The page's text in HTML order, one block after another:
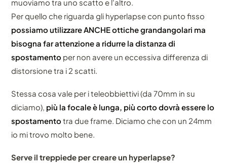
muoviamo tra uno scatto e l'altro.
Per quello che riguarda gli hyperlapse con punto fisso
possiamo utilizzare ANCHE ottiche grandangolari ma
bisogna far attenzione a ridurre la distanza di
spostamento per non avere un eccessiva differenza di
distorsione tra i 2 scatti.
Stessa cosa vale per i teleobbiettivi (da 70mm in su
diciamo), più la focale è lunga, più corto dovrà essere lo
spostamento tra due frame. Diciamo che con un 24mm
io mi trovo molto bene.
Serve il treppiede per creare un hyperlapse?